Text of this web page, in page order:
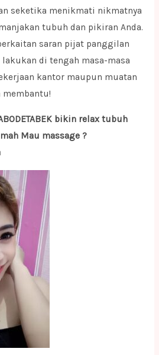
seketika menikmati nikmatnya
tubuh dan pikiran Anda.
saran pijat panggilan
lakukan di tengah masa-masa
kantor maupun muatan
membantu!
bikin relax tubuh
Mau massage ?